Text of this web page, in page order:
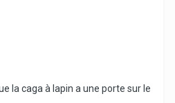
la caga à lapin a une porte sur le